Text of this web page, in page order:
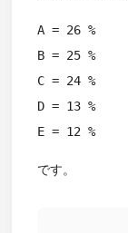
A = 26 %
B = 25 %
C = 24 %
D = 13 %
E = 12 %
です。